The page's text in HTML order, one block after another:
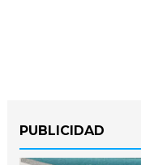
PUBLICIDAD